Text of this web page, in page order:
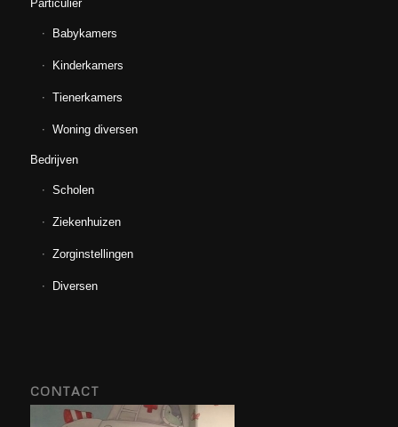
Particulier
Babykamers
Kinderkamers
Tienerkamers
Woning diversen
Bedrijven
Scholen
Ziekenhuizen
Zorginstellingen
Diversen
CONTACT